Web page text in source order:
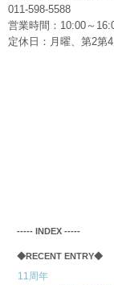
011-598-5588
営業時間：10:00～
定休日：月曜、第2
‐‐‐‐‐ INDEX ‐‐‐‐‐
◆RECENT ENTRY◆
11周年